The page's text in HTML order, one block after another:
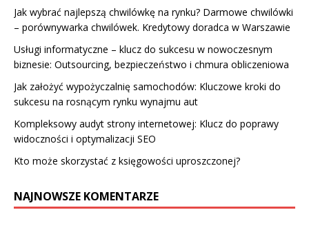
Jak wybrać najlepszą chwilówkę na rynku? Darmowe chwilówki
– porównywarka chwilówek. Kredytowy doradca w Warszawie
Usługi informatyczne – klucz do sukcesu w nowoczesnym
biznesie: Outsourcing, bezpieczeństwo i chmura obliczeniowa
Jak założyć wypożyczalnię samochodów: Kluczowe kroki do
sukcesu na rosnącym rynku wynajmu aut
Kompleksowy audyt strony internetowej: Klucz do poprawy
widoczności i optymalizacji SEO
Kto może skorzystać z księgowości uproszczonej?
NAJNOWSZE KOMENTARZE